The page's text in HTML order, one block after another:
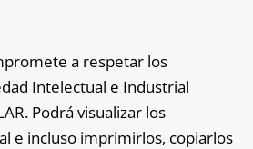
a respetar los
Intelectual e Industrial
Podrá visualizar los
e incluso imprimirlos, copiarlos